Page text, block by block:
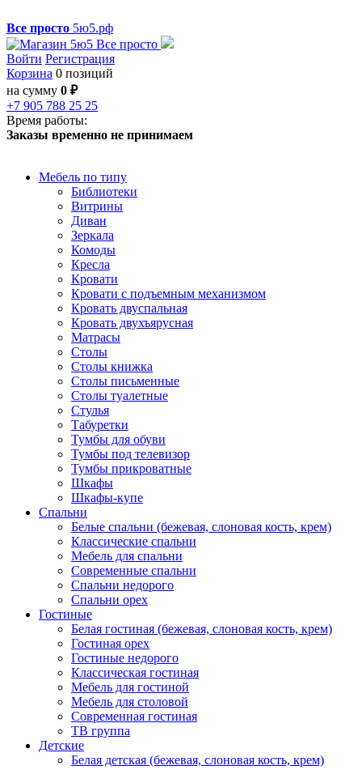
Все просто 5ю5.рф
Войти Регистрация
Корзина 0 позиций
на сумму 0 ₽
+7 905 788 25 25
Время работы:
Заказы временно не принимаем
Мебель по типу
Библиотеки
Витрины
Диван
Зеркала
Комоды
Кресла
Кровати
Кровати с подъемным механизмом
Кровать двуспальная
Кровать двухъярусная
Матрасы
Столы
Столы книжка
Столы письменные
Столы туалетные
Стулья
Табуретки
Тумбы для обуви
Тумбы под телевизор
Тумбы прикроватные
Шкафы
Шкафы-купе
Спальни
Белые спальни (бежевая, слоновая кость, крем)
Классические спальни
Мебель для спальни
Современные спальни
Спальни недорого
Спальни орех
Гостиные
Белая гостиная (бежевая, слоновая кость, крем)
Гостиная орех
Гостиные недорого
Классическая гостиная
Мебель для гостиной
Мебель для столовой
Современная гостиная
ТВ группа
Детские
Белая детская (бежевая, слоновая кость, крем)